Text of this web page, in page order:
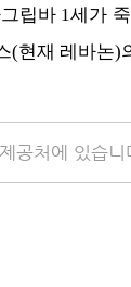
립바 1세가
(현재 레바논)
공처에 있습니